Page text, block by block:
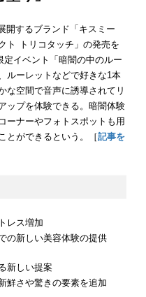
開するブランド「キスミー
ト トリコタッチ」の発売を
イベント「暗闇の中のルー
ルーレットなどで好きな1本
な空間で音声に誘導されてリ
ップを体験できる。暗闇体験
ーナーやフォトスポットも用
とができるという。［記事を
レス増加
の新しい美容体験の提供
新しい提案
鮮さや驚きの要素を追加